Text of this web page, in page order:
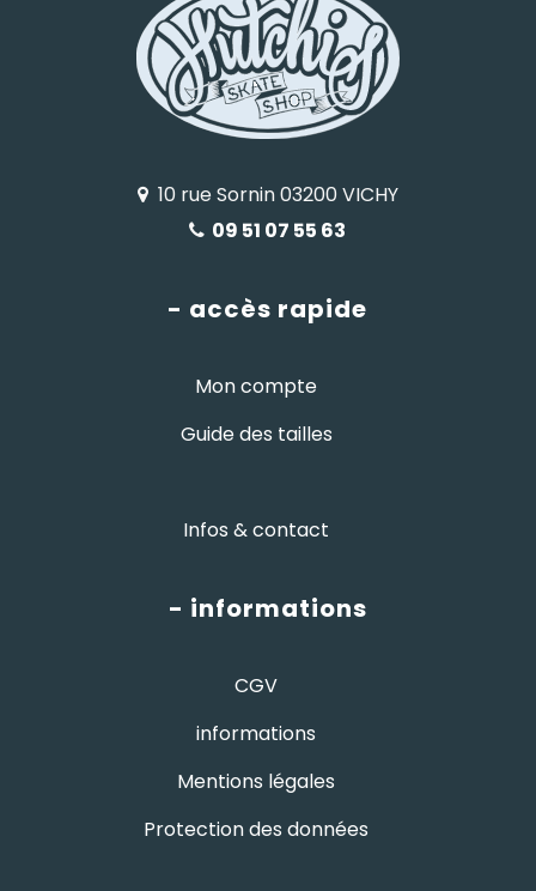
10 rue Sornin 03200 VICHY
09 51 07 55 63
- accès rapide
Mon compte
Guide des tailles
Infos & contact
- informations
CGV
informations
Mentions légales
Protection des données